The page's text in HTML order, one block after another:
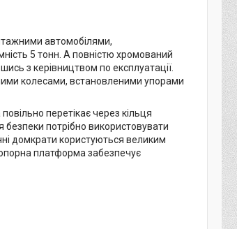
автомобілями,
5 тонн. А повністю хромований
з керівництвом по експлуатації.
колесами, встановленими упорами
перетікає через кільця
потрібно використовувати
домкрати користуються великим
опорна платформа забезпечує